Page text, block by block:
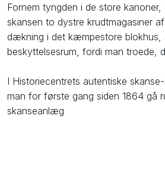
​Fornem tyngden i de store
skansen to dystre krudtmagasiner
dækning i det kæmpestore blokhus,
beskyttelsesrum, fordi man troede,
I Historiecentrets autentiske
man for første gang siden 1864 gå
skanseanlæg​